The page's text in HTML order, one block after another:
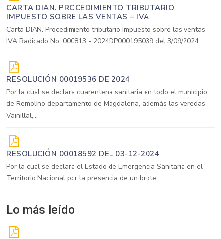
CARTA DIAN. PROCEDIMIENTO TRIBUTARIO
IMPUESTO SOBRE LAS VENTAS – IVA
Carta DIAN. Procedimiento tributario Impuesto sobre las ventas -
IVA Radicado No: 000813 - 2024DP000195039 del 3/09/2024
RESOLUCIÓN 00019536 DE 2024
Por la cual se declara cuarentena sanitaria en todo el municipio
de Remolino departamento de Magdalena, además las veredas
Vainillal,...
RESOLUCIÓN 00018592 DEL 03-12-2024
Por la cual se declara el Estado de Emergencia Sanitaria en el
Territorio Nacional por la presencia de un brote...
Lo más leído